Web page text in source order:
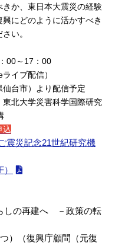
か、東日本大震災の経験
にどのように活かすべき
い。
00～17：00
イブ配信）
台市）より配信予定
北大学災害科学国際研究
込
震災記念21世紀研究機
しの再建へ －政策の転
（復興庁顧問（元復